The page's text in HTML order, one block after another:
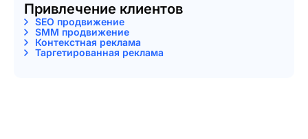
Привлечение клиентов
SEO продвижение
SMM продвижение
Контекстная реклама
Таргетированная реклама